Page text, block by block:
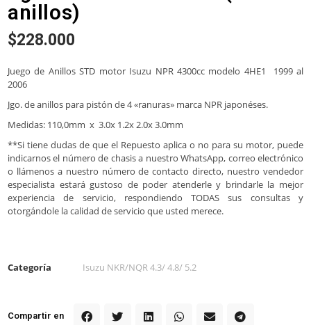
anillos)
$228.000
Juego de Anillos STD motor Isuzu NPR 4300cc modelo 4HE1 1999 al
2006
Jgo. de anillos para pistón de 4 «ranuras» marca NPR japonéses.
Medidas: 110,0mm x 3.0x 1.2x 2.0x 3.0mm
**Si tiene dudas de que el Repuesto aplica o no para su motor, puede
indicarnos el número de chasis a nuestro WhatsApp, correo electrónico
o llámenos a nuestro número de contacto directo, nuestro vendedor
especialista estará gustoso de poder atenderle y brindarle la mejor
experiencia de servicio, respondiendo TODAS sus consultas y
otorgándole la calidad de servicio que usted merece.
Categoría Isuzu NKR/NQR 4.3/ 4.8/ 5.2
Compartir en